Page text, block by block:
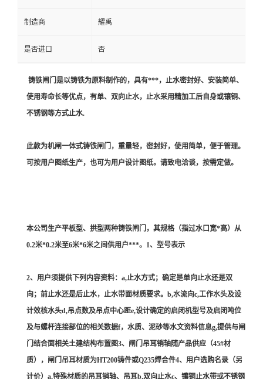
制造商 耀禹
是否进口 否
铸铁闸门是以铸铁为原料制作的，具有***，止水密封好、安装简单、
使用寿命长等优点，有单、双向止水，止水采用精加工后自身或镶铜、
不锈钢等方式止水.
此款为机闸一体式铸铁闸门，重量轻，密封好，使用简单，便于管理。
可按用户图纸生产，也可为用户设计图纸。请致电洽谈，按需定做。
本公司生产平板型、拱型两种铸铁闸门，其规格（指过水口宽*高）从
0.2米*0.2米至6米*6米之间供用户***。1、型号表示
2、用户须提供下列内容资料：a,止水方式；确定是单向止水还是双
向；前止水还是后止水，止水带面材质要求。b,水流向c,工作水头及设
计效核水头d,吊点数及吊点中心距e,设计确定的启闭机型号及启闭吨位
及与螺杆连接部位的相关数据f，水质、泥砂等水文资料信息g,提供与闸
门结合面相关土建结构布置图3、闸门吊耳销轴随产品供应（45#材
质），闸门吊耳材质为HT200铸件或Q235焊合件4、用户选购名录（另
计价）a,特殊材质的吊耳销轴、吊耳b,双向止水c、镶铜止水带或不锈钢